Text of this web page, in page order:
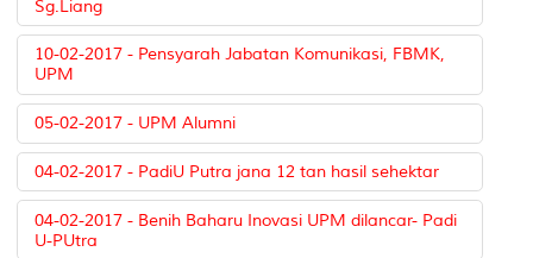
Sg.Liang
10-02-2017 - Pensyarah Jabatan Komunikasi, FBMK,
UPM
05-02-2017 - UPM Alumni
04-02-2017 - PadiU Putra jana 12 tan hasil sehektar
04-02-2017 - Benih Baharu Inovasi UPM dilancar- Padi
U-PUtra